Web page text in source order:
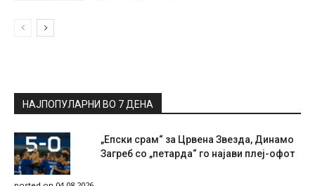
НАЈПОПУЛАРНИ ВО 7 ДЕНА
„Епски срам“ за Црвена Звезда, Динамо
Загреб со „петарда“ го најави плеј-офот